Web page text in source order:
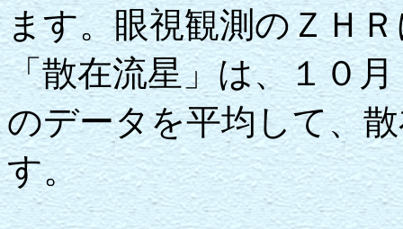
ます。眼視観測のＺＨ
「散在流星」は、１０
のデータを平均して、
す。